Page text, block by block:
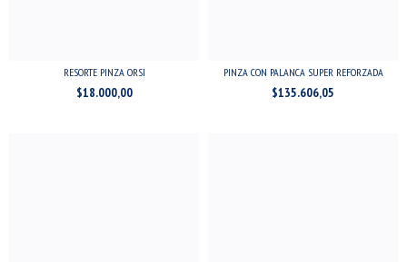
RESORTE PINZA ORSI
$18.000,00
PINZA CON PALANCA SUPER REFORZADA
$135.606,05